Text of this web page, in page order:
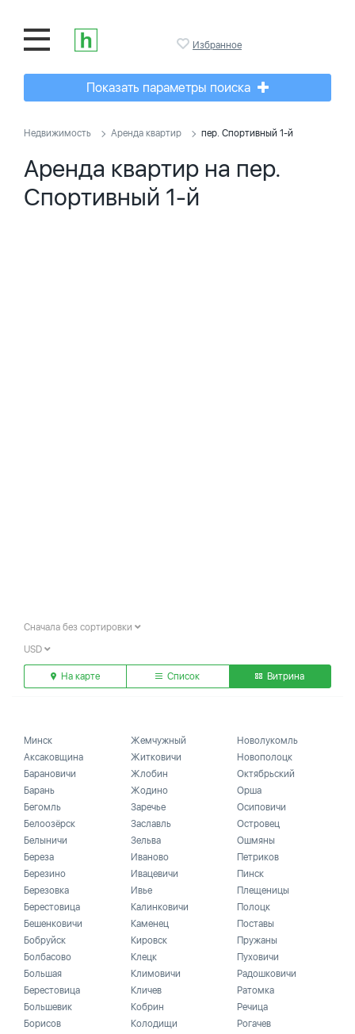
Избранное
Показать параметры поиска
Недвижимость Аренда квартир пер. Спортивный 1-й
Аренда квартир на пер.
Спортивный 1-й
Сначала без сортировки
USD
На карте Список Витрина
Минск
Аксаковщина
Барановичи
Барань
Бегомль
Белоозёрск
Белыничи
Береза
Березино
Березовка
Берестовица
Бешенковичи
Бобруйск
Болбасово
Большая
Берестовица
Большевик
Борисов
Жемчужный
Житковичи
Жлобин
Жодино
Заречье
Заславль
Зельва
Иваново
Ивацевичи
Ивье
Калинковичи
Каменец
Кировск
Клецк
Климовичи
Кличев
Кобрин
Колодищи
Новолукомль
Новополоцк
Октябрьский
Орша
Осиповичи
Островец
Ошмяны
Петриков
Пинск
Плещеницы
Полоцк
Поставы
Пружаны
Пуховичи
Радошковичи
Ратомка
Речица
Рогачев